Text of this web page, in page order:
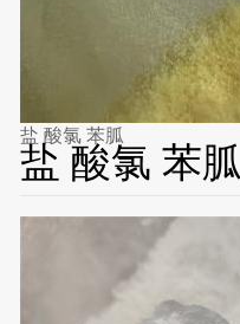
盐 酸氯 苯胍
盐 酸氯 苯胍